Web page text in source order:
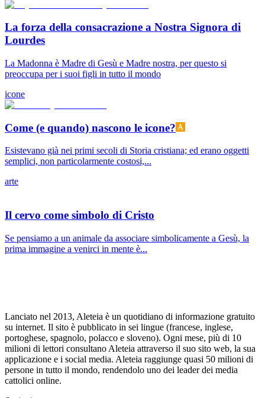
La forza della consacrazione a Nostra Signora di
Lourdes
La Madonna è Madre di Gesù e Madre nostra, per questo si
preoccupa per i suoi figli in tutto il mondo
icone
Come (e quando) nascono le icone?
Esistevano già nei primi secoli di Storia cristiana; ed erano oggetti
semplici, non particolarmente costosi,...
arte
Il cervo come simbolo di Cristo
Se pensiamo a un animale da associare simbolicamente a Gesù, la
prima immagine a venirci in mente è...
Lanciato nel 2013, Aleteia è un quotidiano di informazione gratuito
su internet. Il sito è pubblicato in sei lingue (francese, inglese,
portoghese, spagnolo, polacco e sloveno). Ogni mese, più di 10
milioni di lettori consultano Aleteia attraverso il suo sito web, la sua
applicazione e i social media. Aleteia raggiunge quasi 50 milioni di
persone in tutto il mondo, rendendolo uno dei leader dei media
cattolici online.